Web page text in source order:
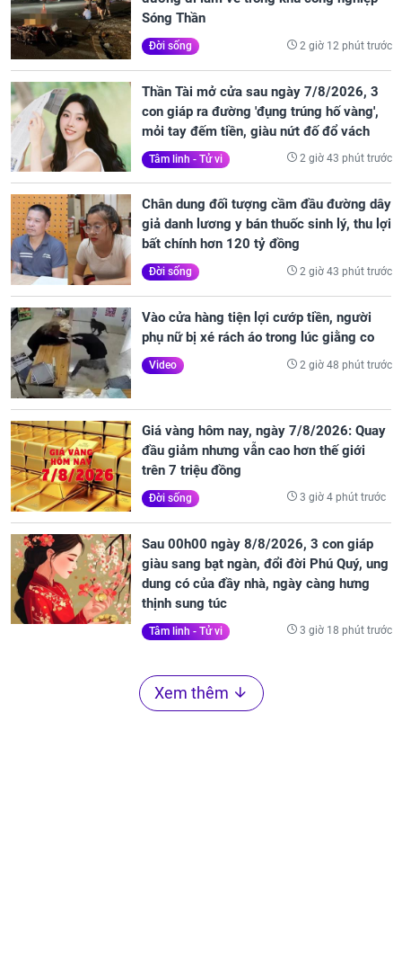
Sóng Thần
Đời sống 2 giờ 12 phút trước
Thần Tài mở cửa sau ngày 7/8/2026, 3
con giáp ra đường 'đụng trúng hố vàng',
mỏi tay đếm tiền, giàu nứt đố đổ vách
Tâm linh - Tử vi 2 giờ 43 phút trước
Chân dung đối tượng cầm đầu đường dây
giả danh lương y bán thuốc sinh lý, thu lợi
bất chính hơn 120 tỷ đồng
Đời sống 2 giờ 43 phút trước
Vào cửa hàng tiện lợi cướp tiền, người
phụ nữ bị xé rách áo trong lúc giằng co
Video 2 giờ 48 phút trước
Giá vàng hôm nay, ngày 7/8/2026: Quay
đầu giảm nhưng vẫn cao hơn thế giới
trên 7 triệu đồng
Đời sống 3 giờ 4 phút trước
Sau 00h00 ngày 8/8/2026, 3 con giáp
giàu sang bạt ngàn, đổi đời Phú Quý, ung
dung có của đầy nhà, ngày càng hưng
thịnh sung túc
Tâm linh - Tử vi 3 giờ 18 phút trước
Xem thêm